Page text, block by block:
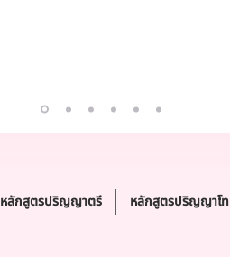
หลักสูตรปริญญาตรี หลักสูตรปริญญาโท